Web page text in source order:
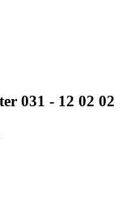
031 - 12 02 02